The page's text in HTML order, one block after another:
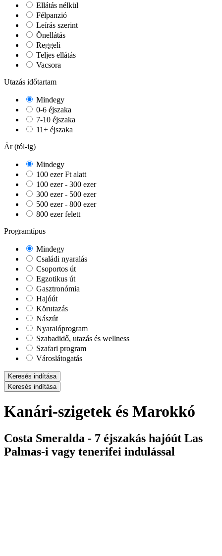
Ellátás nélkül
Félpanzió
Leírás szerint
Önellátás
Reggeli
Teljes ellátás
Vacsora
Utazás időtartam
Mindegy
0-6 éjszaka
7-10 éjszaka
11+ éjszaka
Ár (tól-ig)
Mindegy
100 ezer Ft alatt
100 ezer - 300 ezer
300 ezer - 500 ezer
500 ezer - 800 ezer
800 ezer felett
Programtípus
Mindegy
Családi nyaralás
Csoportos út
Egzotikus út
Gasztronómia
Hajóút
Körutazás
Nászút
Nyaralóprogram
Szabadidő, utazás és wellness
Szafari program
Városlátogatás
Keresés indítása
Keresés indítása
Kanári-szigetek és Marokkó
Costa Smeralda - 7 éjszakás hajóút Las
Palmas-i vagy tenerifei indulással